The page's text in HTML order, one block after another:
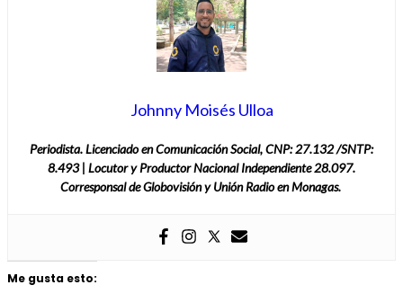
Johnny Moisés Ulloa
Periodista. Licenciado en Comunicación Social, CNP: 27.132 /SNTP:
8.493 | Locutor y Productor Nacional Independiente 28.097.
Corresponsal de Globovisión y Unión Radio en Monagas.
Me gusta esto: